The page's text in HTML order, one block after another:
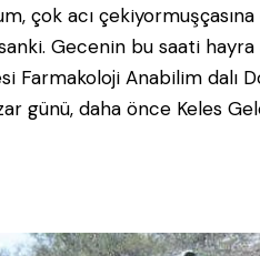
çok acı
Gecenin bu saati
Farmakoloji Anabilim dalı
günü, daha önce Keles